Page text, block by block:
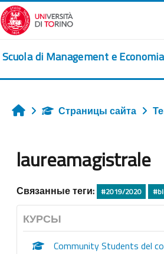
Перейти к основному содержанию
Scuola di Management e Economia
ГлавнаяСтраницы сайта
laureamagistrale
Связанные теги: #2019/2020
КУРСЫ
Community Students del